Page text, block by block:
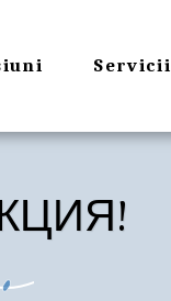
Servicii